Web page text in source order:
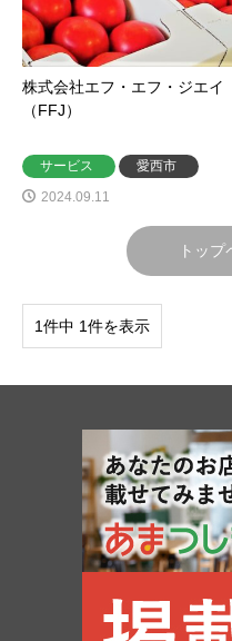
株式会社エフ・エフ・ジエイ
（FFJ）
サービス
愛西市
2024.09.11
トップ
1件中 1件を表示